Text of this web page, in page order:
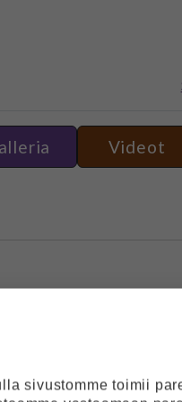
Videot
tunnetilojen
sivustomme toimii